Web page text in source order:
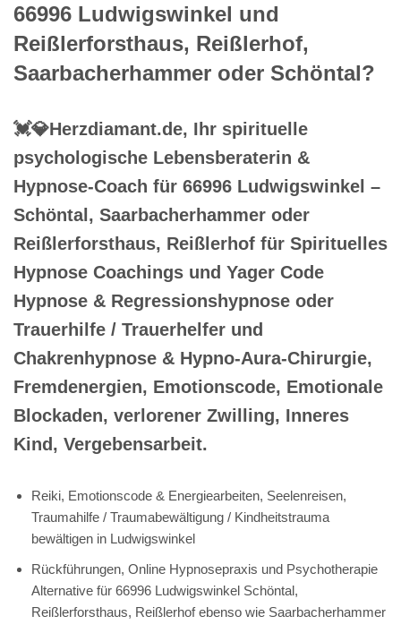
66996 Ludwigswinkel und
Reißlerforsthaus, Reißlerhof,
Saarbacherhammer oder Schöntal?
💓️💎Herzdiamant.de, Ihr spirituelle
psychologische Lebensberaterin &
Hypnose-Coach für 66996 Ludwigswinkel –
Schöntal, Saarbacherhammer oder
Reißlerforsthaus, Reißlerhof für Spirituelles
Hypnose Coachings und Yager Code
Hypnose & Regressionshypnose oder
Trauerhilfe / Trauerhelfer und
Chakrenhypnose & Hypno-Aura-Chirurgie,
Fremdenergien, Emotionscode, Emotionale
Blockaden, verlorener Zwilling, Inneres
Kind, Vergebensarbeit.
Reiki, Emotionscode & Energiearbeiten, Seelenreisen,
Traumahilfe / Traumabewältigung / Kindheitstrauma
bewältigen in Ludwigswinkel
Rückführungen, Online Hypnosepraxis und Psychotherapie
Alternative für 66996 Ludwigswinkel Schöntal,
Reißlerforsthaus, Reißlerhof ebenso wie Saarbacherhammer